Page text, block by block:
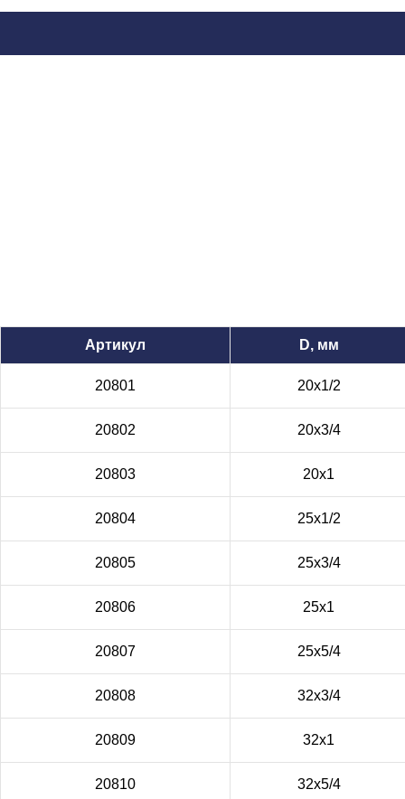
Артикул D, мм
20801 20х1/2
20802 20х3/4
20803 20х1
20804 25х1/2
20805 25х3/4
20806 25х1
20807 25х5/4
20808 32х3/4
20809 32х1
20810 32х5/4